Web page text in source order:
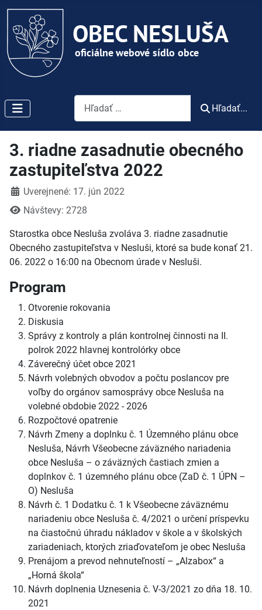
Vyhľadávanie
Hľadať...
3. riadne zasadnutie obecného
zastupiteľstva 2022
DetailyUverejnené: 17. jún 2022
Návštevy: 2728
Starostka obce Nesluša zvoláva 3. riadne zasadnutie
Obecného zastupiteľstva v Nesluši, ktoré sa bude konať 21.
06. 2022 o 16:00 na Obecnom úrade v Nesluši.
Program
Otvorenie rokovania
Diskusia
Správy z kontroly a plán kontrolnej činnosti na II.
polrok 2022 hlavnej kontrolórky obce
Záverečný účet obce 2021
Návrh volebných obvodov a počtu poslancov pre
voľby do orgánov samosprávy obce Nesluša na
volebné obdobie 2022 - 2026
Rozpočtové opatrenie
Návrh Zmeny a doplnku č. 1 Územného plánu obce
Nesluša, Návrh Všeobecne záväzného nariadenia
obce Nesluša – o záväzných častiach zmien a
doplnkov č. 1 územného plánu obce (ZaD č. 1 ÚPN –
O) Nesluša
Návrh č. 1 Dodatku č. 1 k Všeobecne záväznému
nariadeniu obce Nesluša č. 4/2021 o určení príspevku
na čiastočnú úhradu nákladov v škole a v školských
zariadeniach, ktorých zriaďovateľom je obec Nesluša
Prenájom a prevod nehnuteľností – „Alzabox“ a
„Horná škola“
Návrh doplnenia Uznesenia č. V-3/2021 zo dňa 18. 10.
2021